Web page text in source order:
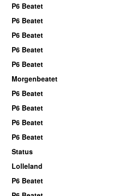
P6 Beatet
P6 Beatet
P6 Beatet
P6 Beatet
P6 Beatet
Morgenbeatet
P6 Beatet
P6 Beatet
P6 Beatet
P6 Beatet
Status
Lolleland
P6 Beatet